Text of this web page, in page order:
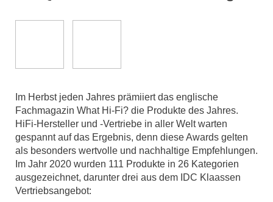
Im Herbst jeden Jahres prämiiert das englische
Fachmagazin What Hi-Fi? die Produkte des Jahres.
HiFi-Hersteller und -Vertriebe in aller Welt warten
gespannt auf das Ergebnis, denn diese Awards gelten
als besonders wertvolle und nachhaltige Empfehlungen.
Im Jahr 2020 wurden 111 Produkte in 26 Kategorien
ausgezeichnet, darunter drei aus dem IDC Klaassen
Vertriebsangebot: